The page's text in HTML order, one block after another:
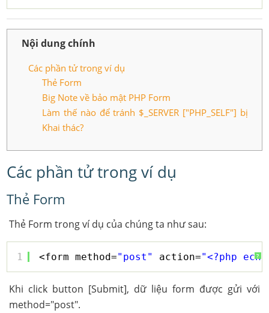
Nội dung chính
Các phần tử trong ví dụ
Thẻ Form
Big Note về bảo mật PHP Form
Làm thế nào để tránh $_SERVER ["PHP_SELF"] bị
Khai thác?
Các phần tử trong ví dụ
Thẻ Form
Thẻ Form trong ví dụ của chúng ta như sau:
?
1 <form method="post" action="<?php
Khi click button [Submit], dữ liệu form được gửi với
method="post".